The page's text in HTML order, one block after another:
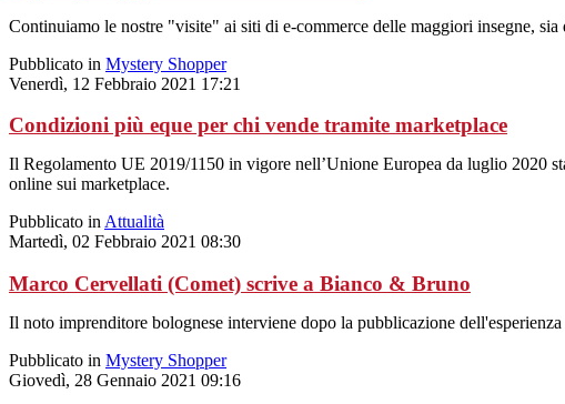
Continuiamo le nostre "visite" ai siti di e-commerce delle maggiori insegne,
Pubblicato in Mystery Shopper
Venerdì, 12 Febbraio 2021 17:21
Condizioni più eque per chi vende tramite marketplace
Il Regolamento UE 2019/1150 in vigore nell’Unione Europea da luglio 2020
online sui marketplace.
Pubblicato in Attualità
Martedì, 02 Febbraio 2021 08:30
Marco Cervellati (Comet) scrive a Bianco & Bruno
Il noto imprenditore bolognese interviene dopo la pubblicazione
Pubblicato in Mystery Shopper
Giovedì, 28 Gennaio 2021 09:16